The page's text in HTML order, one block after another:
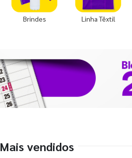
Brindes Linha Têxtil
Mais vendidos